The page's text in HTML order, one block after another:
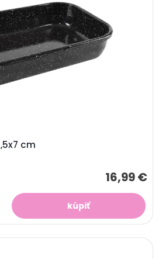
cm
16,99 €